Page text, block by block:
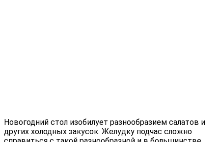
Новогодний стол изобилует разнообразием салатов и
других холодных закусок. Желудку подчас сложно